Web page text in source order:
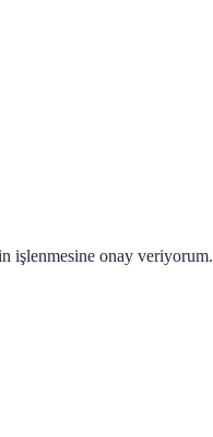
işlenmesine onay veriyorum.